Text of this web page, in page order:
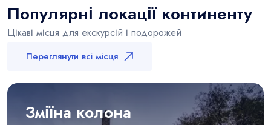
Популярні локації континенту
Цікаві місця для екскурсій і подорожей
Переглянути всі місця
Зміїна колона